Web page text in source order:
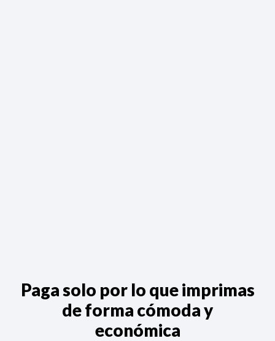
Paga solo por lo que imprimas
de forma cómoda y
económica